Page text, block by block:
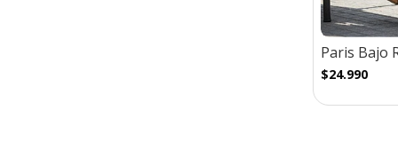
Paris Bajo
$24.990